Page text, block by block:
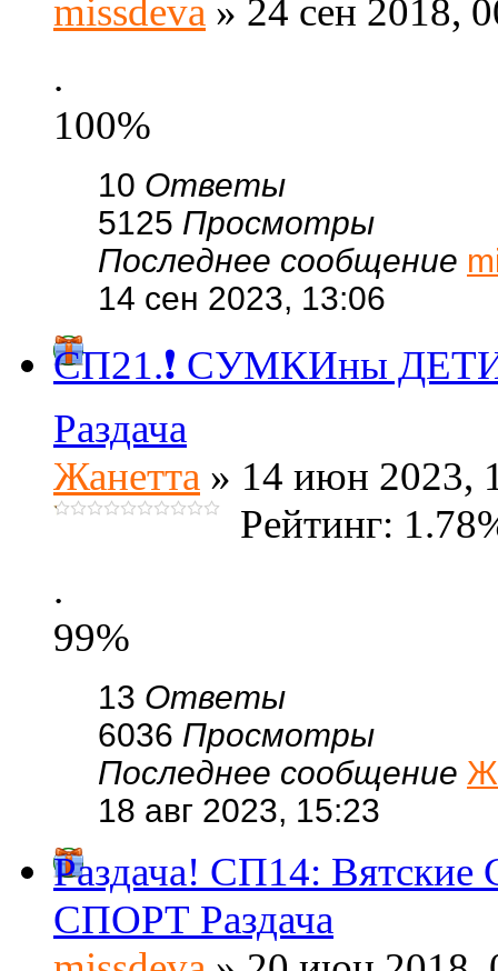
missdeva » 24 сен 2018,
.
100%
10 Ответы
5125 Просмотры
Последнее сообщение
14 сен 2023, 13:06
СП21.❗ СУМКИны ДЕТИ-
Раздача
Жанетта » 14 июн 2023,
Рейтинг:
.
99%
13 Ответы
6036 Просмотры
Последнее сообщение
18 авг 2023, 15:23
Раздача! СП14:
СПОРТ Раздача